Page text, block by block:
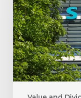
törekszik